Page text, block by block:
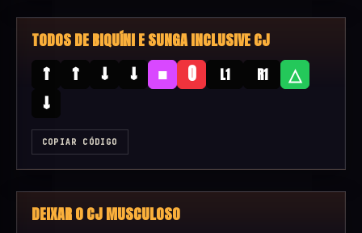
TODOS DE BIQUÍNI E SUNGA INCLUSIVE CJ
↑ ↑ ↓ ↓ ■ O L1 R1
△
↓
COPIAR CÓDIGO
DEIXAR O CJ MUSCULOSO